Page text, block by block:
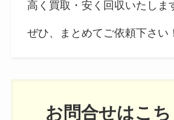
高く買取・安く回収いたしま
ぜひ、まとめてご依頼下さい！
お問合せはこ